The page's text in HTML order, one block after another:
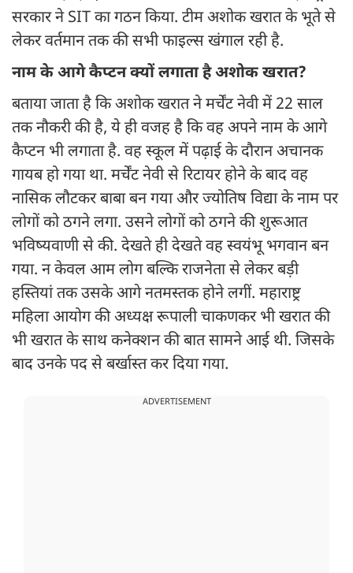
सरकार ने SIT का गठन किया. टीम अशोक खरात के भूते से
लेकर वर्तमान तक की सभी फाइल्स खंगाल रही है.
नाम के आगे कैप्टन क्यों लगाता है अशोक खरात?
बताया जाता है कि अशोक खरात ने मर्चेंट नेवी में 22 साल
तक नौकरी की है, ये ही वजह है कि वह अपने नाम के आगे
कैप्टन भी लगाता है. वह स्कूल में पढ़ाई के दौरान अचानक
गायब हो गया था. मर्चेंट नेवी से रिटायर होने के बाद वह
नासिक लौटकर बाबा बन गया और ज्योतिष विद्या के नाम पर
लोगों को ठगने लगा. उसने लोगों को ठगने की शुरूआत
भविष्यवाणी से की. देखते ही देखते वह स्वयंभू भगवान बन
गया. न केवल आम लोग बल्कि राजनेता से लेकर बड़ी
हस्तियां तक उसके आगे नतमस्तक होने लगीं. महाराष्ट्र
महिला आयोग की अध्यक्ष रूपाली चाकणकर भी खरात की
भी खरात के साथ कनेक्शन की बात सामने आई थी. जिसके
बाद उनके पद से बर्खास्त कर दिया गया.
ADVERTISEMENT